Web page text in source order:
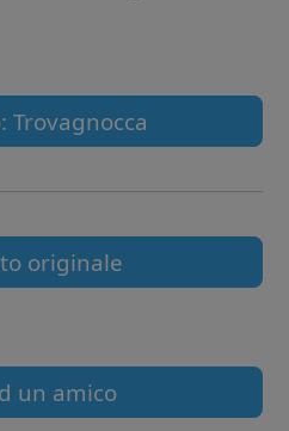
Trovagnocca
originale
un amico